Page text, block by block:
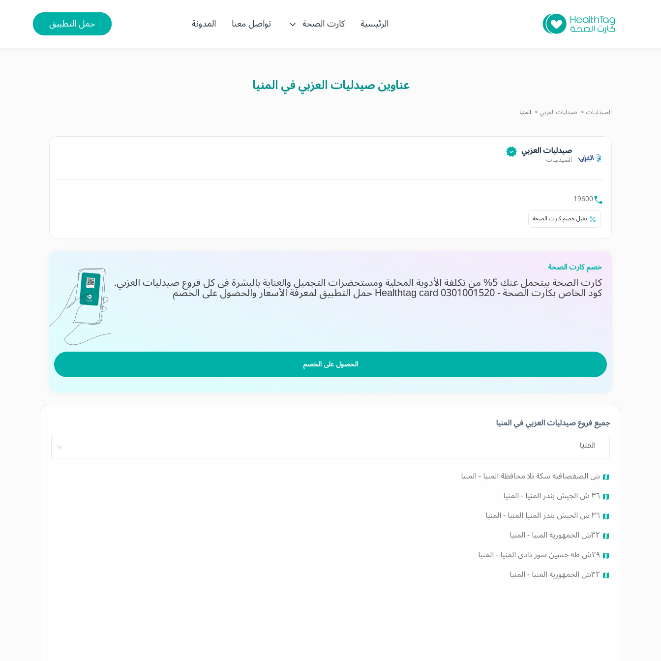
الرئيسية كارت الصحة تواصل معنا المدونة حمل التطبيق
عناوين صيدليات العزبي في المنيا
الصيدليـات صيدليات العزبي المنيا
صيدليات العزبي
الصيدليـات
19600
يقبل خصم كارت الصحة
خصم كارت الصحة
كارت الصحة بيتحمل عنك 5% من تكلفة الأدوية المحلية ومستحضرات التجميل والعناية بالبشرة فى كل فروع صيدليات العزبي.كود الخاص بكارت الصحة - 0301001520 Healthtag card حمل التطبيق لمعرفة الأسعار والحصول على الخصم
الحصول على الخصم
جميع فروع صيدليات العزبي في المنيا
المنيا
ش الصفصافية سكة تلا محافظة المنيا - المنيا